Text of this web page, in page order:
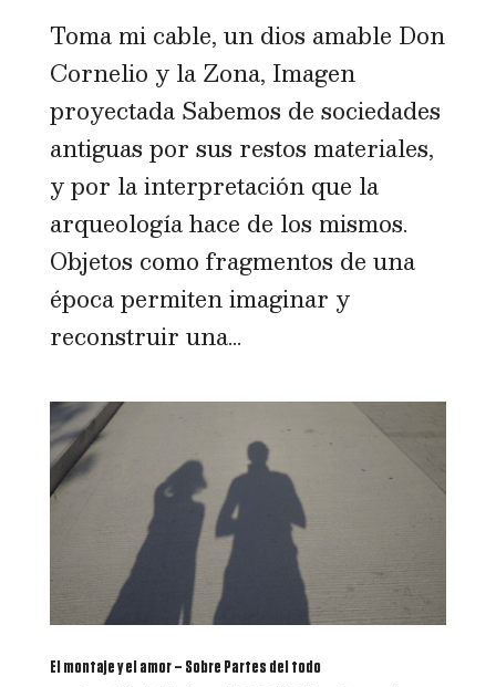
Toma mi cable, un dios amable Don
Cornelio y la Zona, Imagen
proyectada Sabemos de sociedades
antiguas por sus restos materiales,
y por la interpretación que la
arqueología hace de los mismos.
Objetos como fragmentos de una
época permiten imaginar y
reconstruir una...
El montaje y el amor – Sobre Partes del todo